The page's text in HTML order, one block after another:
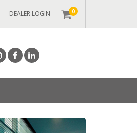
DEALER LOGIN 0